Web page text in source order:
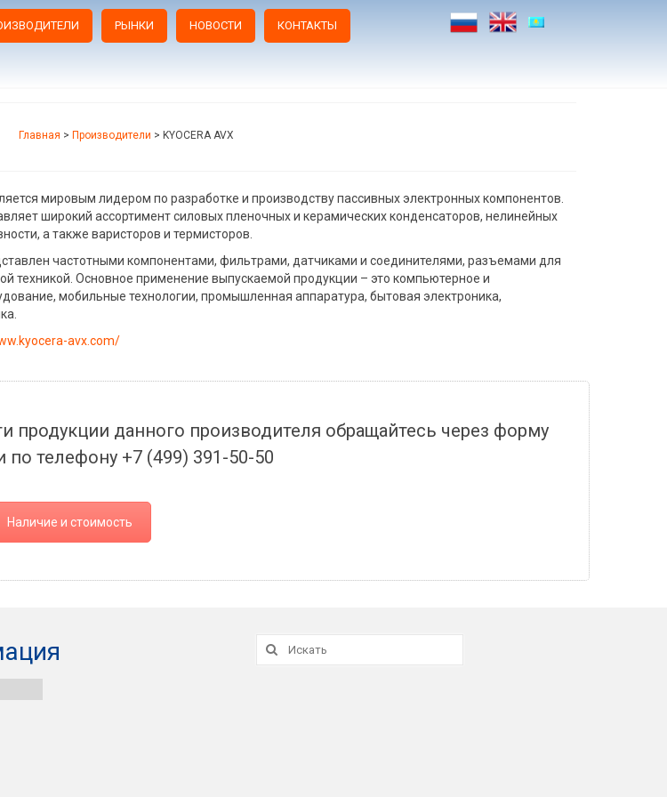
РЫНКИ НОВОСТИ КОНТАКТЫ
Главная > Производители > KYOCERA AVX
мировым лидером по разработке и производству пассивных электронных компонентов.
широкий ассортимент силовых пленочных и керамических конденсаторов, нелинейных
а также варисторов и термисторов.
частотными компонентами, фильтрами, датчиками и соединителями, разъемами для
техникой. Основное применение выпускаемой продукции – это компьютерное и
мобильные технологии, промышленная аппаратура, бытовая электроника,
avx.com/
продукции данного производителя обращайтесь через форму
по телефону +7 (499) 391-50-50
Наличие и стоимость
Искать: